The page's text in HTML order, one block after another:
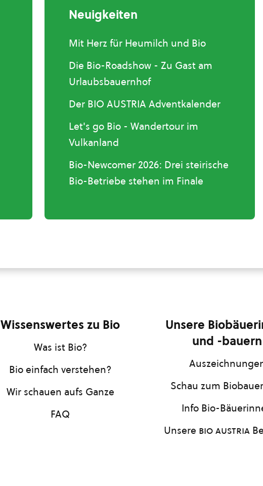
Neuigkeiten
Mit Herz für Heumilch und Bio
Die Bio-Roadshow - Zu Gast am
Urlaubsbauernhof
Der BIO AUSTRIA Adventkalender
Let's go Bio - Wandertour im
Vulkanland
Bio-Newcomer 2026: Drei steirische
Bio-Betriebe stehen im Finale
Wissenswertes zu Bio
Was ist Bio?
Bio einfach verstehen?
Wir schauen aufs Ganze
FAQ
Unsere
und -bauern
Schau zum
Info Bio-
Unsere bio austria